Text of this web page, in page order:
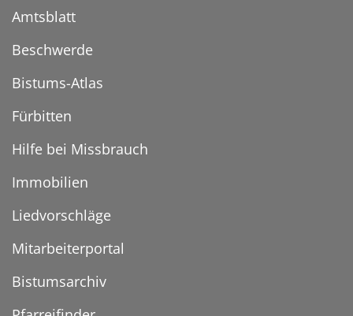
Amtsblatt
Beschwerde
Bistums-Atlas
Fürbitten
Hilfe bei Missbrauch
Immobilien
Liedvorschläge
Mitarbeiterportal
Bistumsarchiv